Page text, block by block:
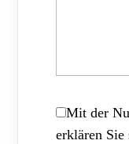
Mit der
erklären Sie